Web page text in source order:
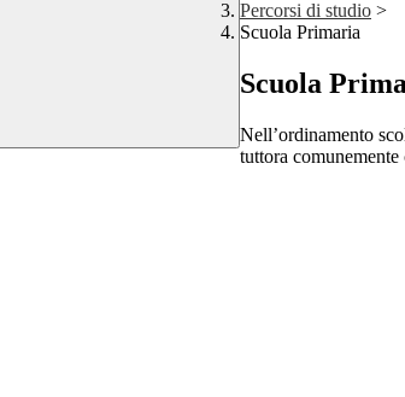
Percorsi di studio >
Scuola Primaria
Scuola
Nell’ordinamento
tuttora